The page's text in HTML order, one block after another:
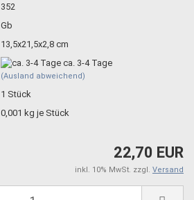
352
Gb
13,5x21,5x2,8 cm
ca. 3-4 Tage
(Ausland abweichend)
1 Stück
0,001 kg je Stück
22,70 EUR
inkl. 10% MwSt. zzgl. Versand